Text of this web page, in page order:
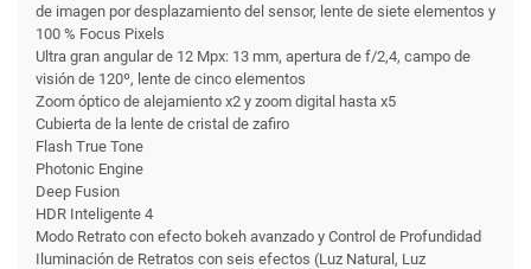
de imagen por desplazamiento del sensor, lente de siete elementos y
100 % Focus Pixels
Ultra gran angular de 12 Mpx: 13 mm, apertura de f/2,4, campo de
visión de 120º, lente de cinco elementos
Zoom óptico de alejamiento x2 y zoom digital hasta x5
Cubierta de la lente de cristal de zafiro
Flash True Tone
Photonic Engine
Deep Fusion
HDR Inteligente 4
Modo Retrato con efecto bokeh avanzado y Control de Profundidad
Iluminación de Retratos con seis efectos (Luz Natural, Luz